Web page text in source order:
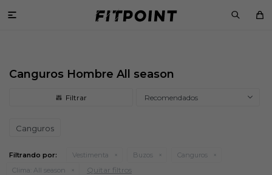

Canguros Hombre All season
Recomendados
Canguros
Filtrando por: Vestimenta Buzos
Canguros
Clima: All season Quitar filtros